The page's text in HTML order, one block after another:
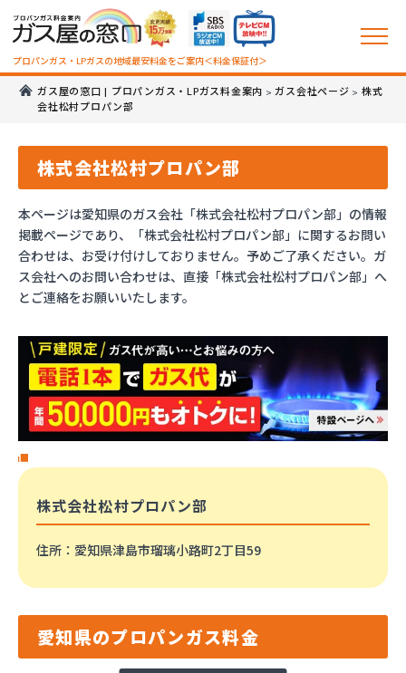
プロパンガス・LPガスの地域最安料金をご案内＜料金保証付＞
ガス屋の窓口 | プロパンガス・LPガス料金案内 >ガス会社ページ > 株式
会社松村プロパン部
株式会社松村プロパン部
本ページは愛知県のガス会社「株式会社松村プロパン部」の情報
掲載ページであり、「株式会社松村プロパン部」に関するお問い
合わせは、お受け付けしておりません。予めご了承ください。ガ
ス会社へのお問い合わせは、直接「株式会社松村プロパン部」へ
とご連絡をお願いいたします。
株式会社松村プロパン部
住所 ：愛知県津島市瑠璃小路町2丁目59
愛知県のプロパンガス料金